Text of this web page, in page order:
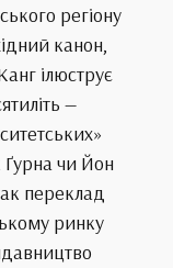
регіону
канон,
ілюструє
—
Ґурна чи Йон
переклад
ринку